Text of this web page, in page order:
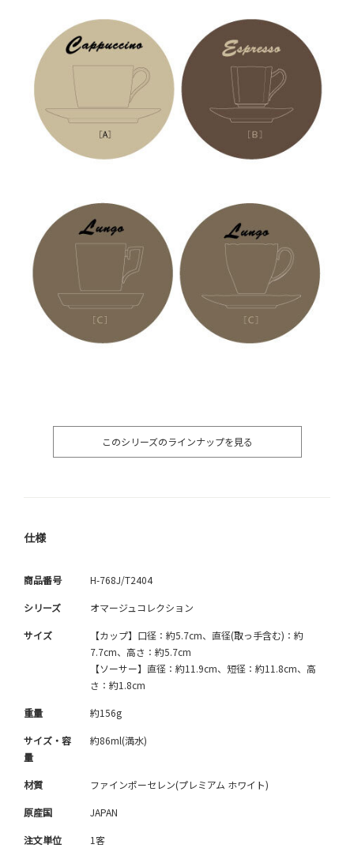
このシリーズのラインナップを見る
仕様
商品番号 H-768J/T2404
シリーズ オマージュコレクション
サイズ
【カップ】口径：約5.7cm、直径(取っ手含む)：約
7.7cm、高さ：約5.7cm
【ソーサー】直径：約11.9cm、短径：約11.8cm、高
さ：約1.8cm
重量 約156g
サイズ・容
量
約86ml(満水)
材質 ファインポーセレン(プレミアム ホワイト)
原産国 JAPAN
注文単位 1客